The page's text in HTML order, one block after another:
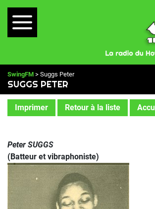
SwingFM > Suggs Peter
SUGGS PETER
Imprimer Retour à la liste
Peter SUGGS
(Batteur et vibraphoniste)